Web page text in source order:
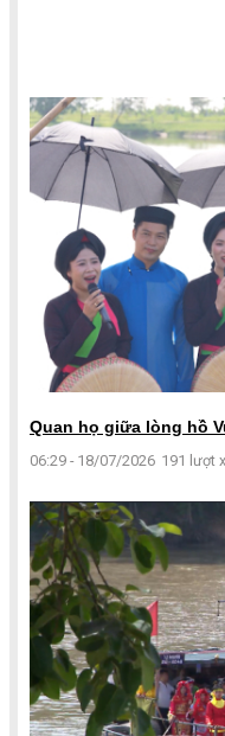
Quan họ giữa lòng hồ
06:29 - 18/07/2026 191 lượt